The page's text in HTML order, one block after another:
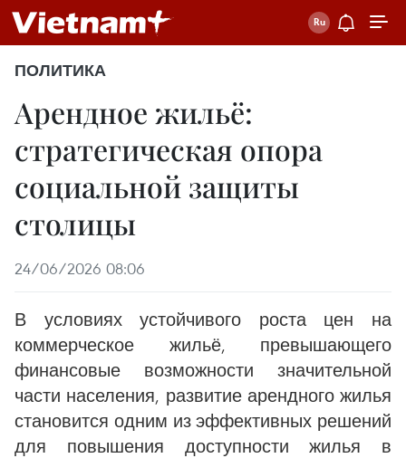
ПОЛИТИКА
Арендное жильё:
стратегическая опора
социальной защиты
столицы
24/06/2026 08:06
В условиях устойчивого роста цен на
коммерческое жильё, превышающего
финансовые возможности значительной
части населения, развитие арендного жилья
становится одним из эффективных решений
для повышения доступности жилья в